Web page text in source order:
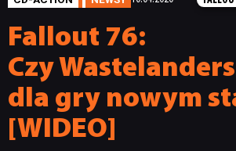
Fallout 76:
Czy
dla gry nowym
[WIDEO]